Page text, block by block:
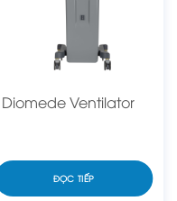
Diomede Ventilator
ĐỌC TIẾP